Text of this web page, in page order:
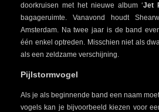
doorkruisen met het nieuwe album ‘Jet
bagageruimte. Vanavond houdt
Amsterdam. Na twee jaar is de band
één enkel optreden. Misschien niet als
als een zeldzame verschijning.
Pijlstormvogel
Als je als beginnende band een naam
vogels kan je bijvoorbeeld kiezen voor